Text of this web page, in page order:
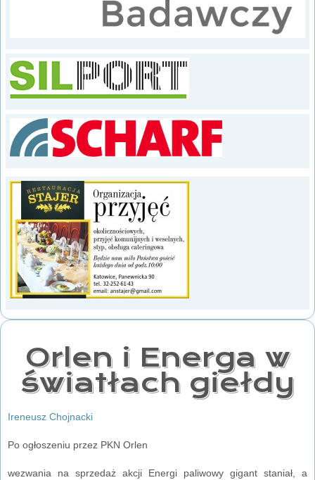
Orlen i Energa w
światłach giełdy
Ireneusz Chojnacki
Po ogłoszeniu przez PKN Orlen
wezwania na sprzedaż akcji Energi paliwowy gigant staniał, a